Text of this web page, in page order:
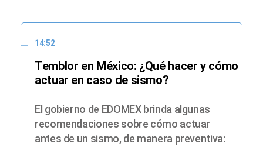
14:52
Temblor en México: ¿Qué hacer y cómo
actuar en caso de sismo?
El gobierno de EDOMEX brinda algunas
recomendaciones sobre cómo actuar
antes de un sismo, de manera preventiva: